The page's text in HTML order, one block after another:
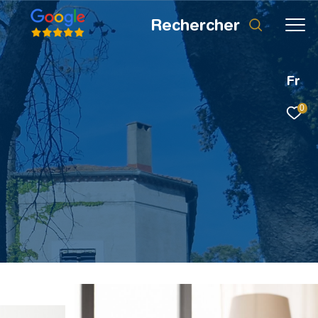
Fr
0
rechercher